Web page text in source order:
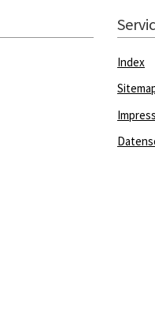
Index